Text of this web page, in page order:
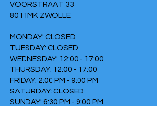
VOORSTRAAT 33
8011MK ZWOLLE
MONDAY: CLOSED
TUESDAY: CLOSED
WEDNESDAY: 12:00 - 17:00
THURSDAY: 12:00 - 17:00
FRIDAY: 2:00 PM - 9:00 PM
SATURDAY: CLOSED
SUNDAY: 6:30 PM - 9:00 PM